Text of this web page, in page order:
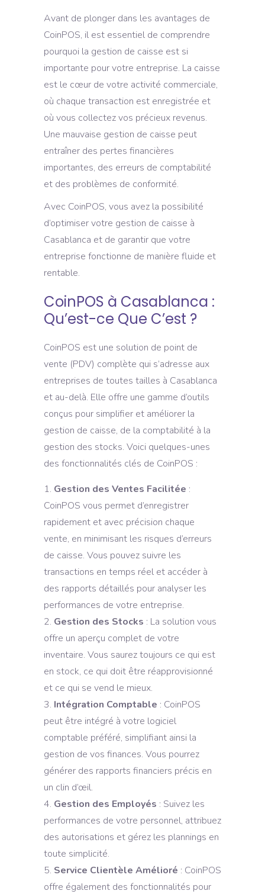
Avant de plonger dans les avantages de
CoinPOS, il est essentiel de comprendre
pourquoi la gestion de caisse est si
importante pour votre entreprise. La caisse
est le cœur de votre activité commerciale,
où chaque transaction est enregistrée et
où vous collectez vos précieux revenus.
Une mauvaise gestion de caisse peut
entraîner des pertes financières
importantes, des erreurs de comptabilité
et des problèmes de conformité.
Avec CoinPOS, vous avez la possibilité
d’optimiser votre gestion de caisse à
Casablanca et de garantir que votre
entreprise fonctionne de manière fluide et
rentable.
CoinPOS à Casablanca :
Qu’est-ce Que C’est ?
CoinPOS est une solution de point de
vente (PDV) complète qui s’adresse aux
entreprises de toutes tailles à Casablanca
et au-delà. Elle offre une gamme d’outils
conçus pour simplifier et améliorer la
gestion de caisse, de la comptabilité à la
gestion des stocks. Voici quelques-unes
des fonctionnalités clés de CoinPOS :
Gestion des Ventes Facilitée :
CoinPOS vous permet d’enregistrer
rapidement et avec précision chaque
vente, en minimisant les risques d’erreurs
de caisse. Vous pouvez suivre les
transactions en temps réel et accéder à
des rapports détaillés pour analyser les
performances de votre entreprise.
Gestion des Stocks : La solution vous
offre un aperçu complet de votre
inventaire. Vous saurez toujours ce qui est
en stock, ce qui doit être réapprovisionné
et ce qui se vend le mieux.
Intégration Comptable : CoinPOS
peut être intégré à votre logiciel
comptable préféré, simplifiant ainsi la
gestion de vos finances. Vous pourrez
générer des rapports financiers précis en
un clin d’œil.
Gestion des Employés : Suivez les
performances de votre personnel, attribuez
des autorisations et gérez les plannings en
toute simplicité.
Service Clientèle Amélioré : CoinPOS
offre également des fonctionnalités pour